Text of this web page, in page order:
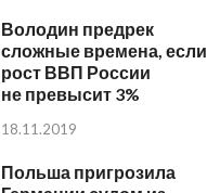
Володин предрек
сложные времена, если
рост ВВП России
не превысит 3%
18.11.2019
Польша пригрозила